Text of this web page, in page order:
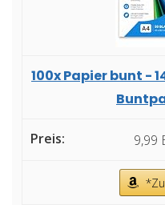
100x Papier bunt -
9,99